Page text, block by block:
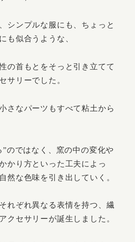
シンプルな服にも、ちょっと
も似合うような、
の首もとをそっと引き立てて
サリーでした。
さなパーツもすべて粘土から
”のではなく、窯の中の変化や
かり方といった工夫によっ
然な色味を引き出していく。
れぞれ異なる表情を持つ、繊
クセサリーが誕生しました。